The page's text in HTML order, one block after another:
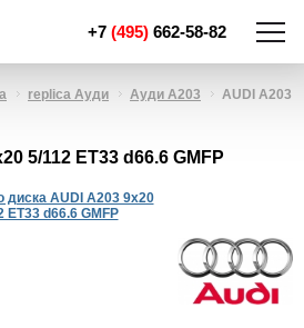
+7 (495) 662-58-82
replica Ауди Ауди A203 AUDI A203
5/112 ET33 d66.6 GMFP